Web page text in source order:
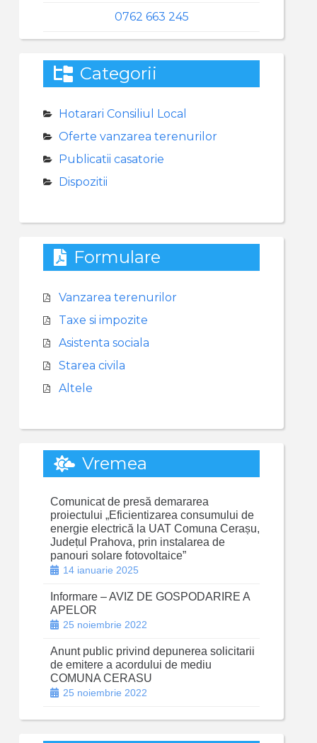
0762 663 245
Categorii
Hotarari Consiliul Local
Oferte vanzarea terenurilor
Publicatii casatorie
Dispozitii
Formulare
Vanzarea terenurilor
Taxe si impozite
Asistenta sociala
Starea civila
Altele
Vremea
Comunicat de presă demararea
proiectului „Eficientizarea consumului de
energie electrică la UAT Comuna Cerașu,
Județul Prahova, prin instalarea de
panouri solare fotovoltaice”
14 ianuarie 2025
Informare – AVIZ DE GOSPODARIRE A
APELOR
25 noiembrie 2022
Anunt public privind depunerea solicitarii
de emitere a acordului de mediu
COMUNA CERASU
25 noiembrie 2022